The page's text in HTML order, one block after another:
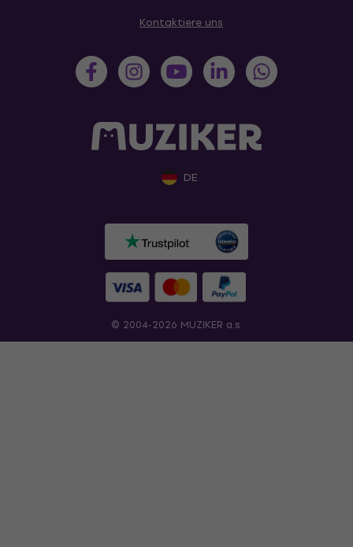
Kontaktiere uns
DE
© 2004-2026 MUZIKER a.s.